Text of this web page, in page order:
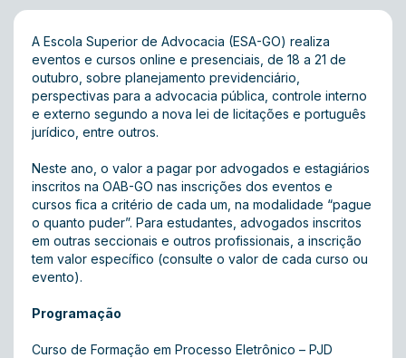
A Escola Superior de Advocacia (ESA-GO) realiza
eventos e cursos online e presenciais, de 18 a 21 de
outubro, sobre planejamento previdenciário,
perspectivas para a advocacia pública, controle interno
e externo segundo a nova lei de licitações e português
jurídico, entre outros.
Neste ano, o valor a pagar por advogados e estagiários
inscritos na OAB-GO nas inscrições dos eventos e
cursos fica a critério de cada um, na modalidade “pague
o quanto puder”. Para estudantes, advogados inscritos
em outras seccionais e outros profissionais, a inscrição
tem valor específico (consulte o valor de cada curso ou
evento).
Programação
Curso de Formação em Processo Eletrônico – PJD